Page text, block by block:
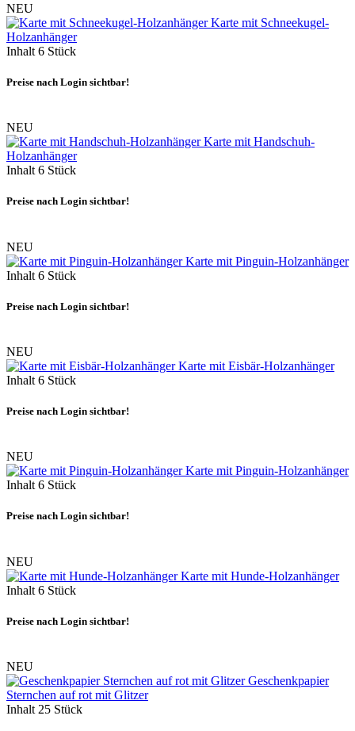
NEU
Karte mit Schneekugel-
Holzanhänger
Inhalt 6 Stück
Preise nach Login sichtbar!
NEU
Karte mit Handschuh-
Holzanhänger
Inhalt 6 Stück
Preise nach Login sichtbar!
NEU
Karte mit Pinguin-Holzanhänger
Inhalt 6 Stück
Preise nach Login sichtbar!
NEU
Karte mit Eisbär-Holzanhänger
Inhalt 6 Stück
Preise nach Login sichtbar!
NEU
Karte mit Pinguin-Holzanhänger
Inhalt 6 Stück
Preise nach Login sichtbar!
NEU
Karte mit Hunde-Holzanhänger
Inhalt 6 Stück
Preise nach Login sichtbar!
NEU
Geschenkpapier
Sternchen auf rot mit Glitzer
Inhalt 25 Stück